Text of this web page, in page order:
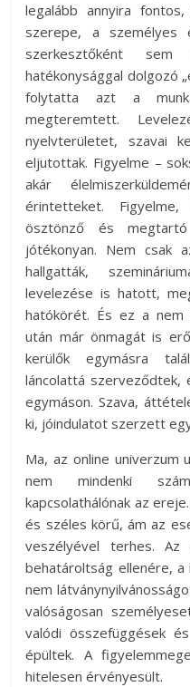
legalább annyira
szerepe, a személyes
szerkesztőként
hatékonysággal dolgozó
folytatta azt a
megteremtett.
nyelvterületet, szavai
eljutottak. Figyelme –
akár
érintetteket.
ösztönző és
jótékonyan. Nem csak
hallgatták,
levelezése is hatott,
hatókörét. És ez a
után már önmagát is
kerülők egymásra
láncolattá
egymáson. Szava,
ki, jóindulatot szerzett
Ma, az online univerzum
nem mindenki
kapcsolathálónak az
és széles körű, ám az
veszélyével terhes.
behatároltság ellenére,
nem
valóságosan
valódi összefüggések
épültek. A
hitelesen érvényesült.